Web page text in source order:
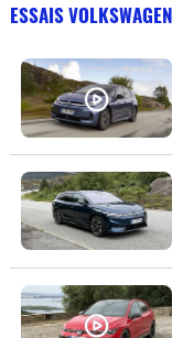
ESSAIS VOLKSWAGEN